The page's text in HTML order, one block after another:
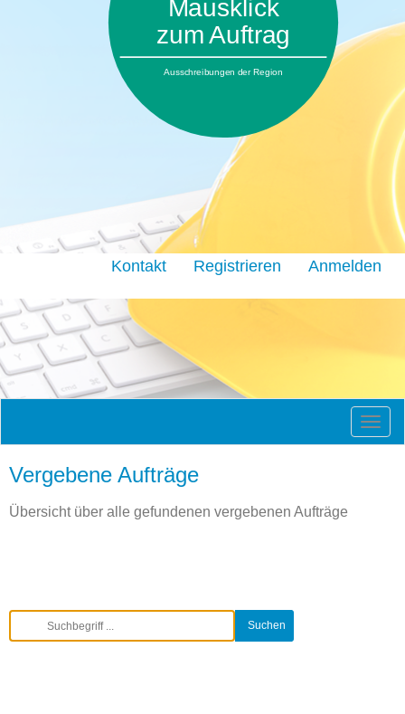
Mausklick
zum Auftrag
Ausschreibungen der Region
Kontakt Registrieren Anmelden
Vergebene Aufträge
Übersicht über alle gefundenen vergebenen Aufträge